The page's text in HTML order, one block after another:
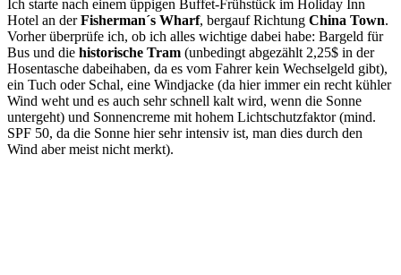
Ich starte nach einem üppigen Buffet-Frühstück im Holiday Inn
Hotel an derFisherman´s Wharf, bergauf Richtung China Town.
Vorher überprüfe ich, ob ich alles wichtige dabei habe: Bargeld für
Bus und die historische Tram (unbedingt abgezählt 2,25$ in der
Hosentasche dabeihaben, da es vom Fahrer kein Wechselgeld gibt),
ein Tuch oder Schal, eine Windjacke (da hier immer ein recht kühler
Wind weht und es auch sehr schnell kalt wird, wenn die Sonne
untergeht) und Sonnencreme mit hohem Lichtschutzfaktor (mind.
SPF 50, da die Sonne hier sehr intensiv ist, man dies durch den
Wind aber meist nicht merkt).